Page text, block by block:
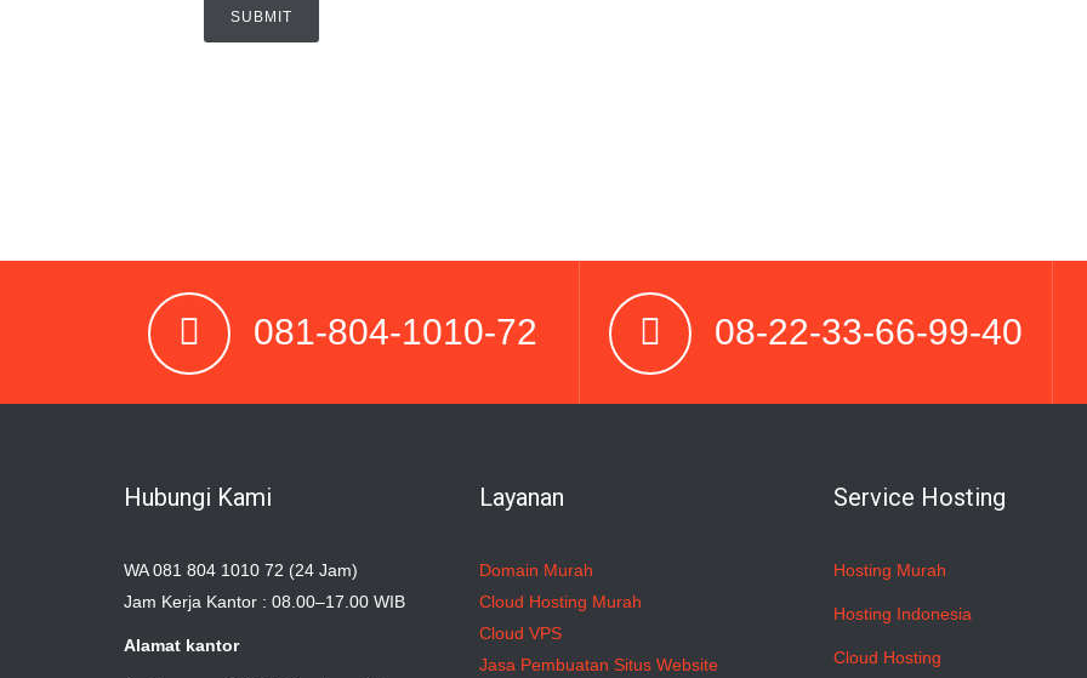
081-804-1010-72 08-22-33-66-99-40
Hubungi Kami
WA 081 804 1010 72 (24 Jam)
Jam Kerja Kantor : 08.00–17.00 WIB
Alamat kantor
Layanan
Domain Murah
Cloud Hosting Murah
Cloud VPS
Jasa Pembuatan Situs Website
Service Hosting
Hosting Murah
Hosting Indonesia
Cloud Hosting